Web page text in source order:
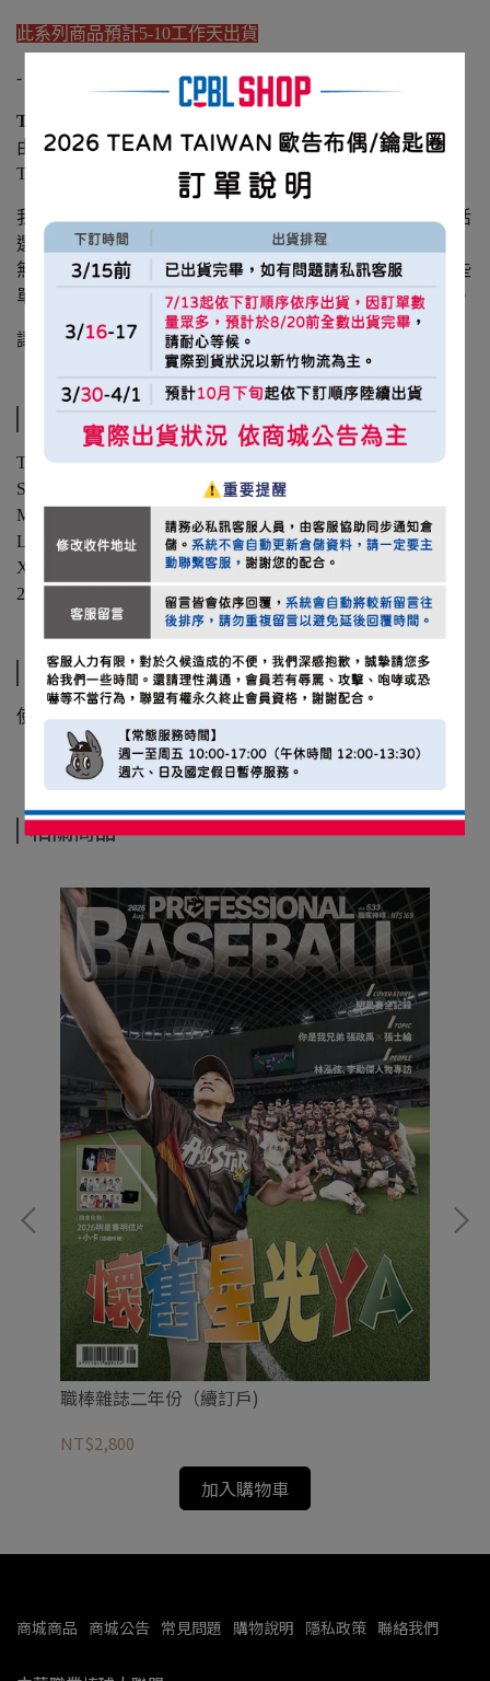
此系列商品預計5-10工作天出貨
-
TEAM TAIWAN LIFE介紹
由 CPBL 官方於 2025 年正式推出的休閒服飾支線，
T.T LIFE 將 TEAM TAIWAN 的精神延伸至日常生活。
我們從球場出發，將熱血、堅持與支持，轉化為每一個生活
選擇。
無論是通勤、散步、旅行，或街角咖啡店的小憩時刻，這些
單品將自然融入你的日常角落，也象徵我們同屬一支隊伍。
讓 TEAM TAIWAN 的精神存在於你生活的每一天。
規格說明
TT LIFE TWN 寬版TEE / 紫棕
S：衣長67.5 / 肩寬55.5 / 胸寬59.5 / 袖長20.5
M：衣長70 / 肩寬57.5 / 胸寬62 / 袖長21.5
L：衣長72.5 / 肩寬59.5 / 胸寬64.5 / 袖長22.5
XL：衣長75 / 肩寬61.5 / 胸寬67 / 袖長23.5
2XL：衣長77.5 / 肩寬63.5 / 胸寬69.5 / 袖長24.5
運送方式
使用新竹物流運送
相關商品
職棒雜誌二年份（續訂戶)
NT$2,800
加入購物車
商城商品 商城公告 常見問題 購物說明 隱私政策 聯絡我們